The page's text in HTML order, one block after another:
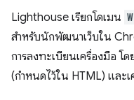
Lighthouse เรียกโดเมน
สำหรับนักพัฒนาเว็บใน
การลงทะเบียนเครื่องมือ โ
(กำหนดไว้ใน HTML) และ